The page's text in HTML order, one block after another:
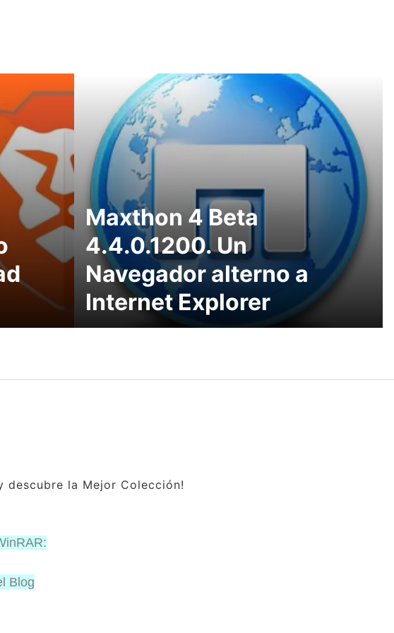
Maxthon 4 Beta
4.4.0.1200. Un
Navegador alterno a
Internet Explorer
descubre la Mejor Colección!
Blog